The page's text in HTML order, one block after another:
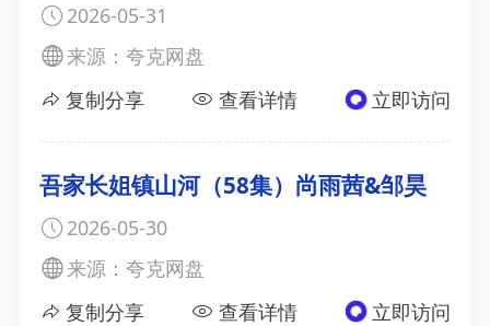
2026-05-31
来源：夸克网盘
复制分享
查看详情 立即访问
吾家长姐镇山河（58集）尚雨茜&邹昊
2026-05-30
来源：夸克网盘
复制分享
查看详情 立即访问